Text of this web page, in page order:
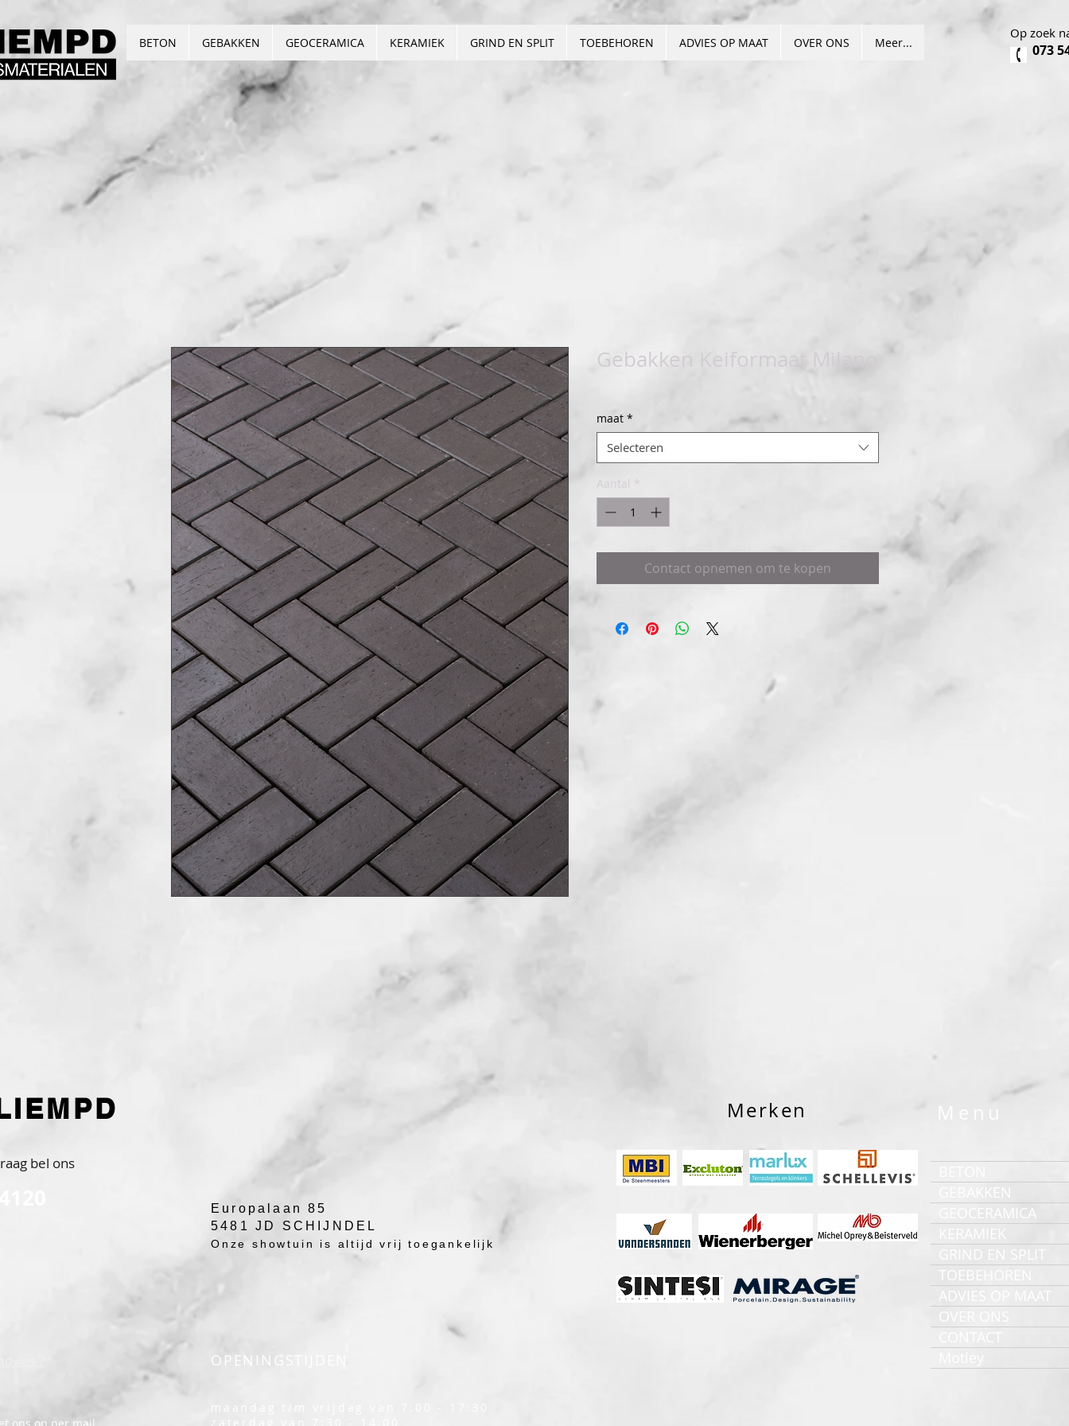
BETON GEBAKKEN GEOCERAMICA KERAMIEK GRIND EN SPLIT TOEBEHOREN ADVIES OP MAAT OVER ONS Meer...
Op zoek
073
Gebakken Keiformaat Milano
maat *
Selecteren
Aantal *
Contact opnemen om te kopen
bel ons
Merken Menu
Europalaan 85
5481 JD SCHIJNDEL
Onze showtuin is altijd vrij toegankelijk
OPENINGSTIJDEN
GEOCERAMICA
GRIND EN SPLIT
TOEBEHOREN
ADVIES OP MAAT
OVER ONS
maandag t/m vrijdag van 7:00 - 17:30